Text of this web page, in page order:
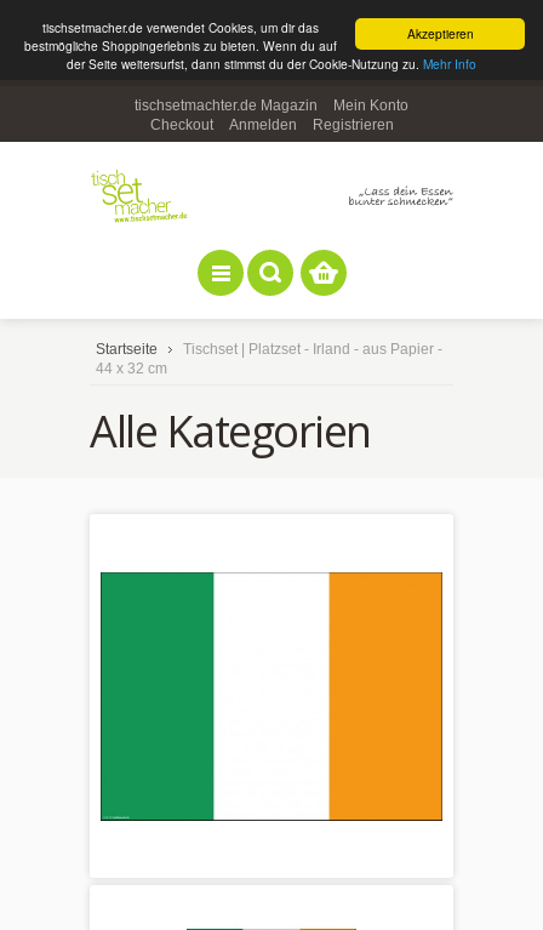
Akzeptieren
tischsetmacher.de verwendet Cookies, um dir das
bestmögliche Shoppingerlebnis zu bieten. Wenn du auf
der Seite weitersurfst, dann stimmst du der Cookie-Nutzung zu. Mehr Info
tischsetmachter.de Magazin
Mein Konto
Checkout
Anmelden Registrieren
Startseite
Tischset | Platzset - Irland - aus Papier -
44 x 32 cm
Alle Kategorien